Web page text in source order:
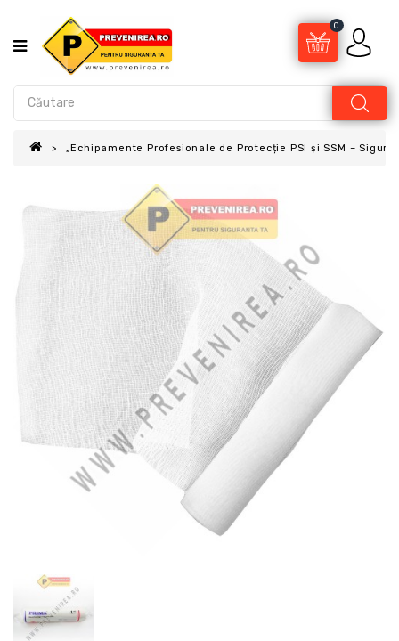
0
„Echipamente Profesionale de Protecție PSI și SSM –